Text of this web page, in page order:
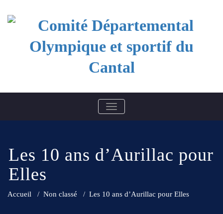
content
Comité Départemental
Olympique et sportif du
BASCULER LA NAVIGATION
Les 10 ans d’Aurillac pour
Elles
Accueil / Non classé / Les 10 ans d’Aurillac pour Elles